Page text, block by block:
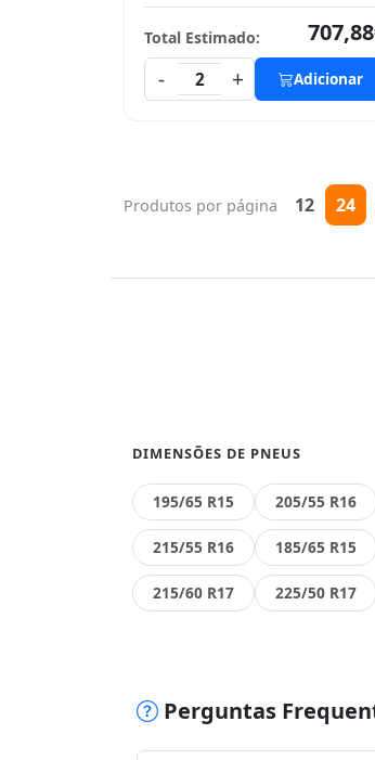
Total Estimado:
-
2 + Adicionar
Produtos por página 12 24
DIMENSÕES DE PNEUS
195/65 R15 205/55 R16
215/55 R16 185/65 R15
215/60 R17 225/50 R17
Perguntas